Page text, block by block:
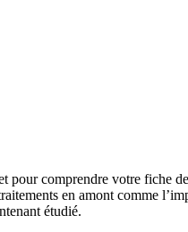
comprendre votre fiche
en amont comme
étudié.